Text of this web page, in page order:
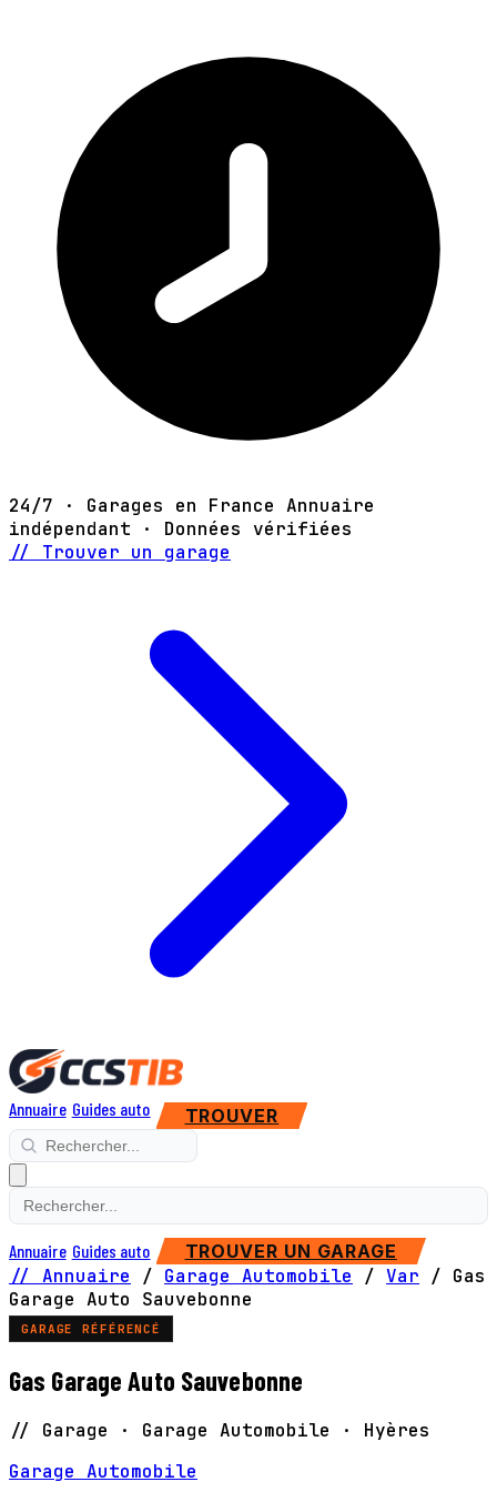
24/7 · Garages en France Annuaire
indépendant · Données vérifiées
// Trouver un garage
Annuaire Guides auto TROUVER
Annuaire Guides auto TROUVER UN GARAGE
// Annuaire / Garage Automobile / Var / Gas
Garage Auto Sauvebonne
GARAGE RÉFÉRENCÉ
Gas Garage Auto Sauvebonne
// Garage · Garage Automobile · Hyères
Garage Automobile